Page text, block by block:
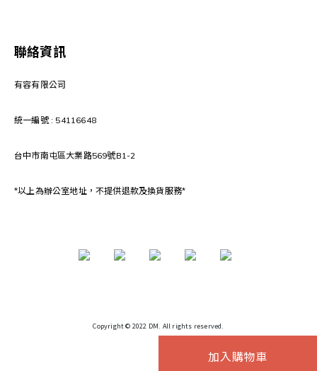
加入購物車
聯絡資訊
有容有限公司
統一編號 : 54116648
台中市南屯區大業路569號B1-2
*以上為辦公室地址，不提供退款及換貨服務*
Copyright © 2022 DM. All rights reserved.